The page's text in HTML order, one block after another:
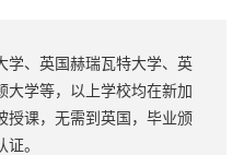
学、英国赫瑞瓦特大学、英
大学等，以上学校均在新加
授课，无需到英国，毕业颁
。